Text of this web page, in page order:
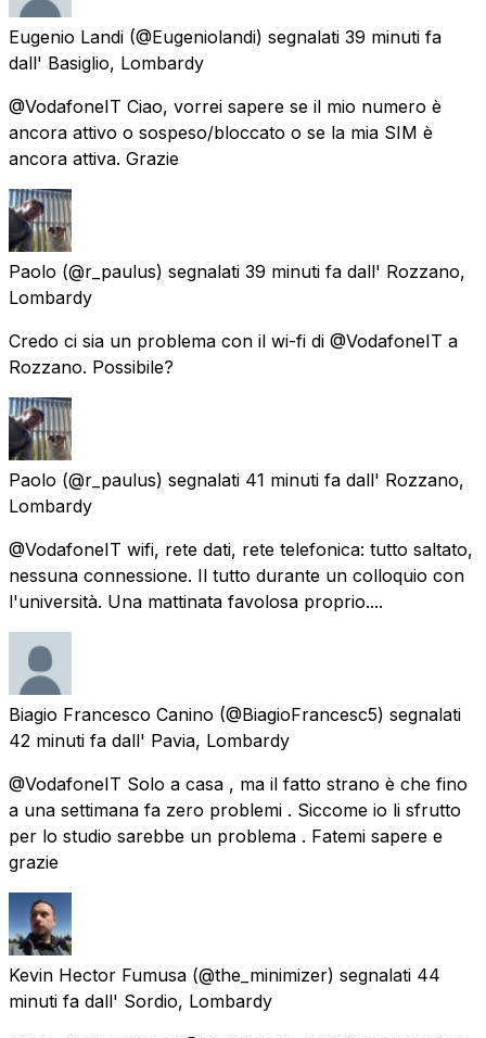
Eugenio Landi (@Eugeniolandi) segnalati 39 minuti fa
dall' Basiglio, Lombardy
@VodafoneIT Ciao, vorrei sapere se il mio numero è
ancora attivo o sospeso/bloccato o se la mia SIM è
ancora attiva. Grazie
Paolo (@r_paulus) segnalati 39 minuti fa dall' Rozzano,
Lombardy
Credo ci sia un problema con il wi-fi di @VodafoneIT a
Rozzano. Possibile?
Paolo (@r_paulus) segnalati 41 minuti fa dall' Rozzano,
Lombardy
@VodafoneIT wifi, rete dati, rete telefonica: tutto saltato,
nessuna connessione. Il tutto durante un colloquio con
l'università. Una mattinata favolosa proprio....
Biagio Francesco Canino (@BiagioFrancesc5) segnalati
42 minuti fa dall' Pavia, Lombardy
@VodafoneIT Solo a casa , ma il fatto strano è che fino
a una settimana fa zero problemi . Siccome io li sfrutto
per lo studio sarebbe un problema . Fatemi sapere e
grazie
Kevin Hector Fumusa (@the_minimizer) segnalati 44
minuti fa dall' Sordio, Lombardy